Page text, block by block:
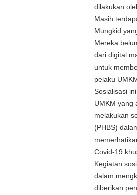
dilakukan
Masih
Mungkid
Mereka
dari digital
untuk
pelaku
Sosialisasi
UMKM yang
melakukan
(PHBS)
Covid-19
Kegiatan
dalam
diberikan